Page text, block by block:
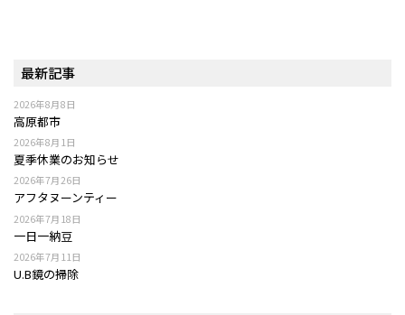
最新記事
高原都市
2026年8月8日
夏季休業のお知らせ
2026年8月1日
アフタヌーンティー
2026年7月26日
一日一納豆
2026年7月18日
U.B鏡の掃除
2026年7月11日